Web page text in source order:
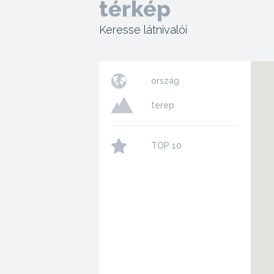
térkép
Keresse látnivalói
ország
terep
TOP 10